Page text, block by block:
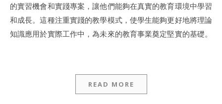
的實習機會和實踐專案，讓他們能夠在真實的教育環境中學習
和成長。這種注重實踐的教學模式，使學生能夠更好地將理論
知識應用於實際工作中，為未來的教育事業奠定堅實的基礎。
READ MORE